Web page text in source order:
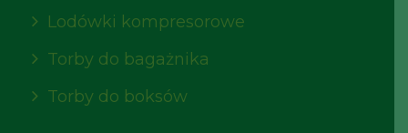
Lodówki kompresorowe
Torby do bagażnika
Torby do boksów